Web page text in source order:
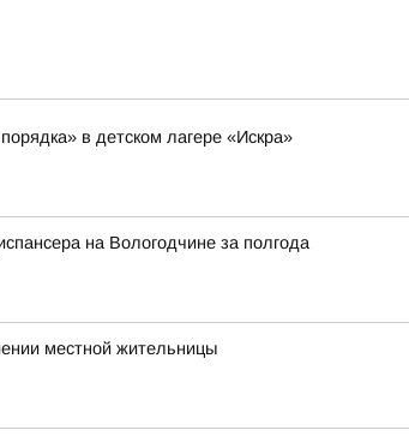
в детском лагере «Искра»
на Вологодчине за полгода
местной жительницы